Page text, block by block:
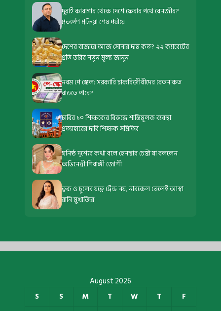
দুবাই কারাগার থেকে দেশে ফেরার পথে বেনজীর?
প্রত্যর্পণ প্রক্রিয়া শেষ পর্যায়ে
দেশের বাজারে আজ সোনার দাম কত? ২২ ক্যারেটের
প্রতি ভরির নতুন মূল্য জানুন
নবম পে স্কেল: সরকারি চাকরিজীবীদের বেতন কত
বাড়তে পারে?
ঢাবির ১০ শিক্ষকের বিরুদ্ধে শাস্তিমূলক ব্যবস্থা
প্রত্যাহারের দাবি শিক্ষক সমিতির
ঘনিষ্ঠ দৃশ্যের কথা বলে হেনস্থার চেষ্টা যা বললেন
অভিনেত্রী শিবাঙ্গী জোশী
ত্বক ও চুলের যত্নে ট্রেন্ড নয়, নারকেল তেলেই আস্থা
রানি মুখার্জির
August 2026
S
S M T W T
F